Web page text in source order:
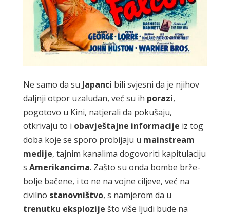
Ne samo da su Japanci bili svjesni da je njihov
daljnji otpor uzaludan, već su ih porazi,
pogotovo u Kini, natjerali da pokušaju,
otkrivaju to i obavještajne informacije iz tog
doba koje se sporo probijaju u mainstream
medije, tajnim kanalima dogovoriti kapitulaciju
s Amerikancima. Zašto su onda bombe brže-
bolje bačene, i to ne na vojne ciljeve, već na
civilno stanovništvo, s namjerom da u
trenutku eksplozije što više ljudi bude na